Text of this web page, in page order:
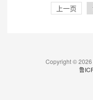
上一页
Copyright © 2026
鲁